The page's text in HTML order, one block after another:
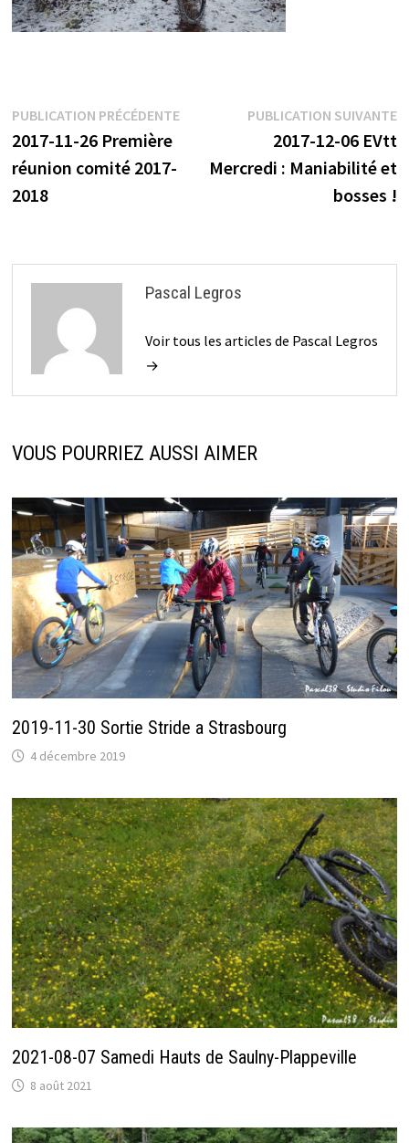
Navigation
de
l’article
PUBLICATION PRÉCÉDENTEPublication
2017-11-26 Première
réunion comité 2017-
2018
PUBLICATION SUIVANTE
2017-12-06 EVtt
Mercredi : Maniabilité et
bosses !
Pascal Legros
Voir tous les articles de Pascal Legros
→
VOUS POURRIEZ AUSSI AIMER
2019-11-30 Sortie Stride a Strasbourg
4 décembre 2019
2021-08-07 Samedi Hauts de Saulny-Plappeville
8 août 2021